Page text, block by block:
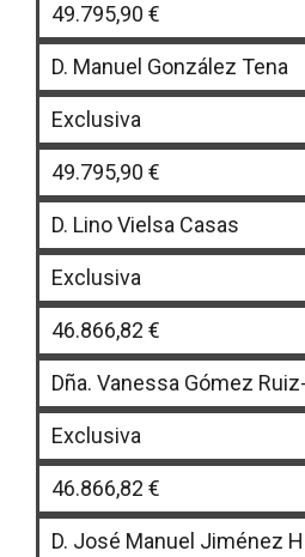
49.795,90 €
D. Manuel González Tena
Exclusiva
49.795,90 €
D. Lino Vielsa Casas
Exclusiva
46.866,82 €
Dña. Vanessa Gómez
Exclusiva
46.866,82 €
D. José Manuel Jiménez